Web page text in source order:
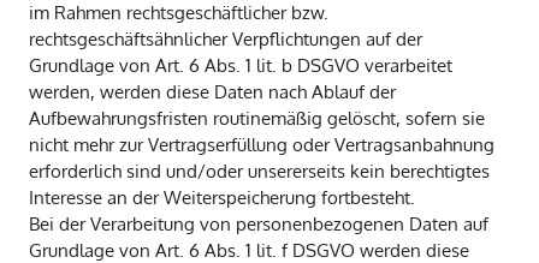
im Rahmen rechtsgeschäftlicher bzw.
rechtsgeschäftsähnlicher Verpflichtungen auf der
Grundlage von Art. 6 Abs. 1 lit. b DSGVO verarbeitet
werden, werden diese Daten nach Ablauf der
Aufbewahrungsfristen routinemäßig gelöscht, sofern sie
nicht mehr zur Vertragserfüllung oder Vertragsanbahnung
erforderlich sind und/oder unsererseits kein berechtigtes
Interesse an der Weiterspeicherung fortbesteht.
Bei der Verarbeitung von personenbezogenen Daten auf
Grundlage von Art. 6 Abs. 1 lit. f DSGVO werden diese